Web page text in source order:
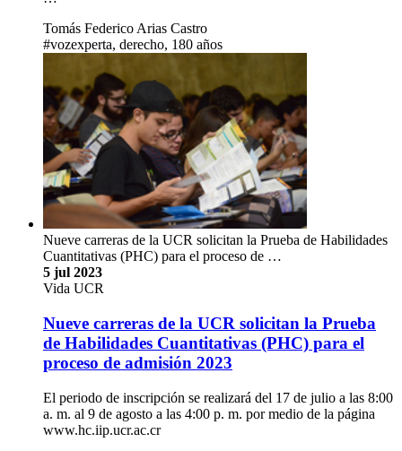
Tomás Federico Arias Castro
#vozexperta, derecho, 180 años
Nueve carreras de la UCR solicitan la Prueba de Habilidades
Cuantitativas (PHC) para el proceso de …
5 jul 2023
Vida UCR
Nueve carreras de la UCR solicitan la Prueba
de Habilidades Cuantitativas (PHC) para el
proceso de admisión 2023
El periodo de inscripción se realizará del 17 de julio a las 8:00
a. m. al 9 de agosto a las 4:00 p. m. por medio de la página
www.hc.iip.ucr.ac.cr